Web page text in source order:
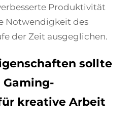
Produktivität
Notwendigkeit des
der Zeit ausgeglichen.
sollte
kreative Arbeit